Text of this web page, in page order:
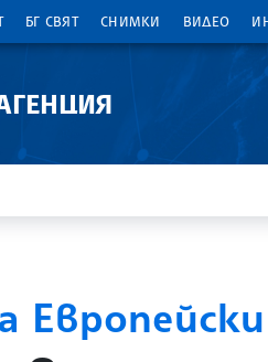
БГ СВЯТ СНИМКИ ВИДЕО